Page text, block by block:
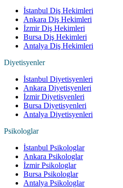
İstanbul Diş Hekimleri
Ankara Diş Hekimleri
İzmir Diş Hekimleri
Bursa Diş Hekimleri
Antalya Diş Hekimleri
Diyetisyenler
İstanbul Diyetisyenleri
Ankara Diyetisyenleri
İzmir Diyetisyenleri
Bursa Diyetisyenleri
Antalya Diyetisyenleri
Psikologlar
İstanbul Psikologlar
Ankara Psikologlar
İzmir Psikologlar
Bursa Psikologlar
Antalya Psikologlar